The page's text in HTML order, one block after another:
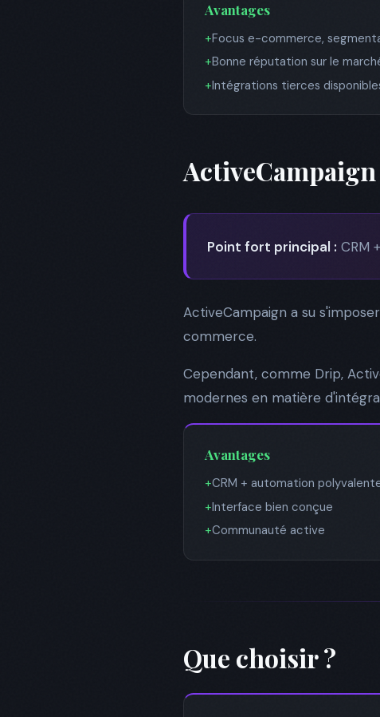
Avantages
+Focus e-commerce,
+Bonne réputation sur le
+Intégrations tierces
Point fort principal : CRM
ActiveCampaign a su
commerce.
Cependant, comme Drip,
modernes en matière
Avantages
+CRM + automation
+Interface bien conçue
+Communauté active
Que choisir ?